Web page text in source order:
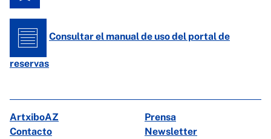
Consultar el manual de uso del portal de
reservas
ArtxiboAZ
Prensa
Contacto
Newsletter